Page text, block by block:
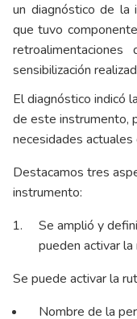
un diagnóstico de la
que tuvo
sensibilización
El diagnóstico indicó
de este instrumento,
necesidades
Destacamos tres
instrumento:
Se amplió y
pueden activar
Se puede activar la
Nombre de la